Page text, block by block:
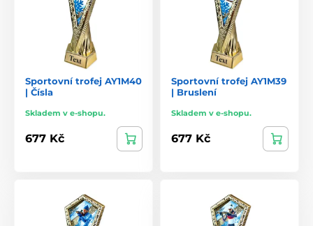
Sportovní trofej AY1M40
| Čísla
Skladem v e-shopu.
677 Kč
Sportovní trofej AY1M39
| Bruslení
Skladem v e-shopu.
677 Kč